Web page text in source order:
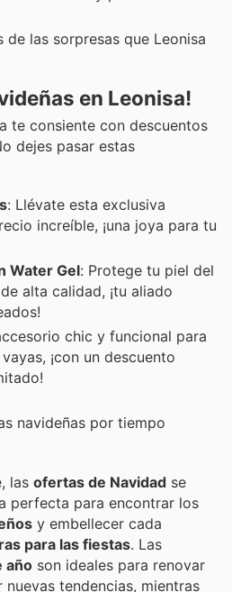
de las sorpresas que Leonisa
en Leonisa!
te consiente con descuentos
dejes pasar estas
: Llévate esta exclusiva
increíble, ¡una joya para tu
Water Gel: Protege tu piel del
alta calidad, ¡tu aliado
chic y funcional para
¡con un descuento
navideñas por tiempo
las ofertas de Navidad se
perfecta para encontrar los
y embellecer cada
para las fiestas. Las
año son ideales para renovar
tendencias, mientras